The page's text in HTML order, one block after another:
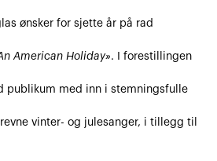
ønsker for sjette år på rad
American Holiday». I forestillingen
publikum med inn i stemningsfulle
vinter- og julesanger, i tillegg til